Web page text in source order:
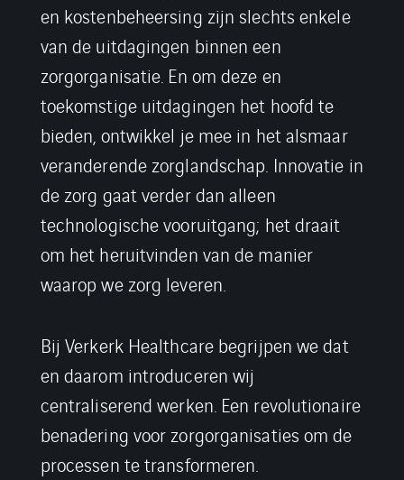
en kostenbeheersing zijn slechts enkele
van de uitdagingen binnen een
zorgorganisatie. En om deze en
toekomstige uitdagingen het hoofd te
bieden, ontwikkel je mee in het alsmaar
veranderende zorglandschap. Innovatie in
de zorg gaat verder dan alleen
technologische vooruitgang; het draait
om het heruitvinden van de manier
waarop we zorg leveren.
Bij Verkerk Healthcare begrijpen we dat
en daarom introduceren wij
centraliserend werken. Een revolutionaire
benadering voor zorgorganisaties om de
processen te transformeren.